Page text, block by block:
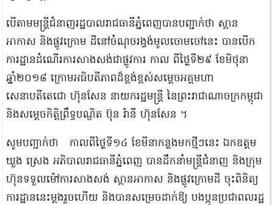
បើតាមមន្ដ្រីជំនាញរដ្ឋបាលរាជធានីភ្នំពេញបានបញ្ជាក់ថា ស្ពាន
អាកាស និងផ្លូវក្រោម ដីនៅចំណុចរង្វង់មូលចោមចៅនេះ បានបើក
ការដ្ឋានដំណើរការសាងសង់ជាផ្លូវការ កាល ពីថ្ងៃទី២៩ ខែមិថុនា
ឆ្នាំ២០១៨ ក្រោមអធិបតីភាពដ៏ខ្ពង់ខ្ពស់សម្តេចអគ្គមហា
សេនាបតីតេជោ ហ៊ុនសែន នាយករដ្ឋមន្ត្រី នៃព្រះរាជាណាចក្រកម្ពុជា
និងសម្តេចកិតិ្តព្រឹទ្ធបណ្ឌិត ប៊ុន រ៉ានី ហ៊ុនសែន ។
សូមបញ្ជាក់ថា កាលពីថ្ងៃទី១៤ ខែមីនាកន្លងមកថ្មីៗនេះ ឯកឧត្តម
ឃួង ស្រេង អភិបាលរាជធានីភ្នំពេញ បានដឹកនាំមន្ត្រីជំនាញ និងក្រុម
ហ៊ុនទទួលម៉ៅការសាងសង់ ស្ពានអាកាស និងផ្លូវក្រោមដី ចុះពិនិត្យ
ការដ្ឋាននេះម្តងរួចហើយ និងបានសម្រេចដាក់ឱ្យ បងប្អូនប្រជាពលរដ្ឋ